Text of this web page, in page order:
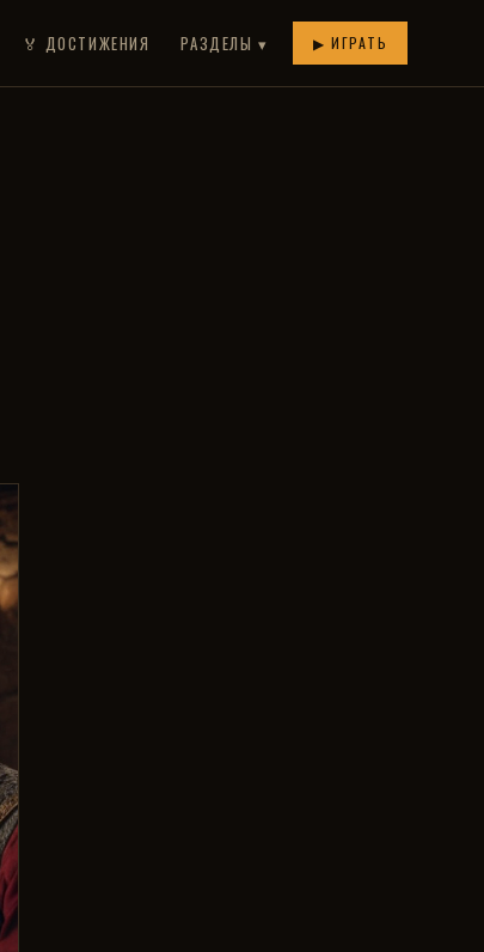
🏅 ДОСТИЖЕНИЯ РАЗДЕЛЫ ▾ ▶ ИГРАТЬ